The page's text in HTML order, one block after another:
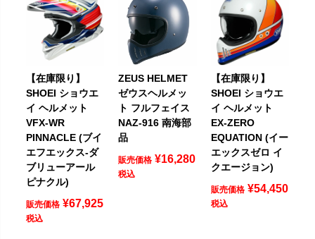
【在庫限り】
SHOEI ショウエ
イ ヘルメット
VFX-WR
PINNACLE (ブイ
エフエックス-ダ
ブリューアール
ピナクル)
販売価格 ¥67,925
税込
ZEUS HELMET
ゼウスヘルメッ
ト フルフェイス
NAZ-916 南海部
品
販売価格 ¥16,280
税込
【在庫限り】
SHOEI ショウエ
イ ヘルメット
EX-ZERO
EQUATION (イー
エックスゼロ イ
クエージョン)
販売価格 ¥54,450
税込